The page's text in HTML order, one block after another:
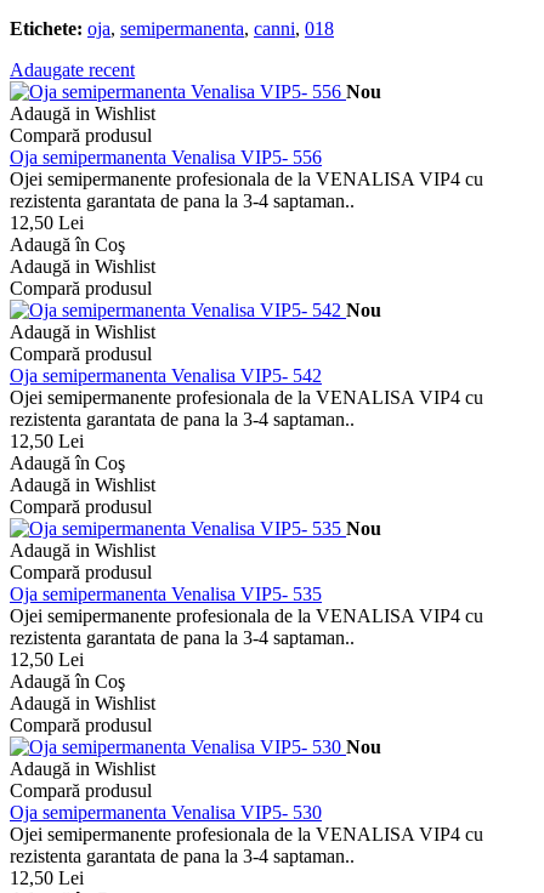
Etichete: oja, semipermanenta, canni, 018
Adaugate recent
Nou
Adaugă in Wishlist
Compară produsul
Oja semipermanenta Venalisa VIP5- 556
Ojei semipermanente profesionala de la VENALISA VIP4 cu
rezistenta garantata de pana la 3-4 saptaman..
12,50 Lei
Adaugă în Coş
Adaugă in Wishlist
Compară produsul
Nou
Adaugă in Wishlist
Compară produsul
Oja semipermanenta Venalisa VIP5- 542
Ojei semipermanente profesionala de la VENALISA VIP4 cu
rezistenta garantata de pana la 3-4 saptaman..
12,50 Lei
Adaugă în Coş
Adaugă in Wishlist
Compară produsul
Nou
Adaugă in Wishlist
Compară produsul
Oja semipermanenta Venalisa VIP5- 535
Ojei semipermanente profesionala de la VENALISA VIP4 cu
rezistenta garantata de pana la 3-4 saptaman..
12,50 Lei
Adaugă în Coş
Adaugă in Wishlist
Compară produsul
Nou
Adaugă in Wishlist
Compară produsul
Oja semipermanenta Venalisa VIP5- 530
Ojei semipermanente profesionala de la VENALISA VIP4 cu
rezistenta garantata de pana la 3-4 saptaman..
12,50 Lei